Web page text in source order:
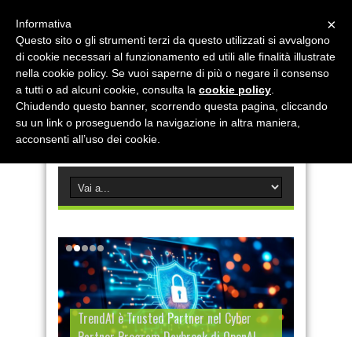
TrendAI è Trusted Partner nel Cyber
×
Informativa
Questo sito o gli strumenti terzi da questo utilizzati si avvalgono
di cookie necessari al funzionamento ed utili alle finalità illustrate
nella cookie policy. Se vuoi saperne di più o negare il consenso
a tutti o ad alcuni cookie, consulta la cookie policy
Chiudendo questo banner, scorrendo questa pagina, cliccando
su un link o proseguendo la navigazione in altra maniera,
acconsenti all’uso dei cookie.